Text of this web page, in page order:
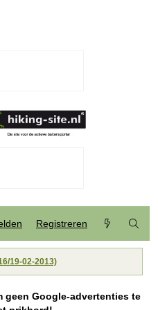
Registreren
19-02-2013)
geen Google-advertenties te